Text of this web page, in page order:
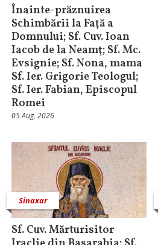
Înainte-prăznuirea
Schimbării la Faţă a
Domnului; Sf. Cuv. Ioan
Iacob de la Neamţ; Sf. Mc.
Evsignie; Sf. Nona, mama
Sf. Ier. Grigorie Teologul;
Sf. Ier. Fabian, Episcopul
Romei
05 Aug, 2026
Sinaxar
Sf. Cuv. Mărturisitor